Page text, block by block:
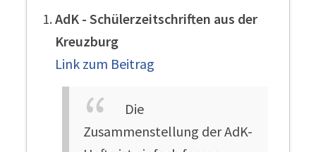
AdK - Schülerzeitschriften aus der
Kreuzburg
Link zum Beitrag
Die
Zusammenstellung der AdK-